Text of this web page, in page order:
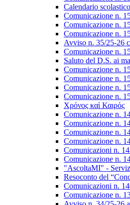
Calendario
Comunicazione n.
Comunicazione n.
Comunicazione n.
Avviso n. 35/25-26
Comunicazione n.
Saluto del D.S. ai
Comunicazione n.
Comunicazione n.
Comunicazione n.
Comunicazione n.
Χρόνος καὶ Καιρός
Comunicazione n.
Comunicazione n.
Comunicazione n.
Comunicazione n.
Comunicazioni n.
Comunicazione n.
"AscoltaMI" -
Resoconto del
Comunicazioni n.
Comunicazione n.